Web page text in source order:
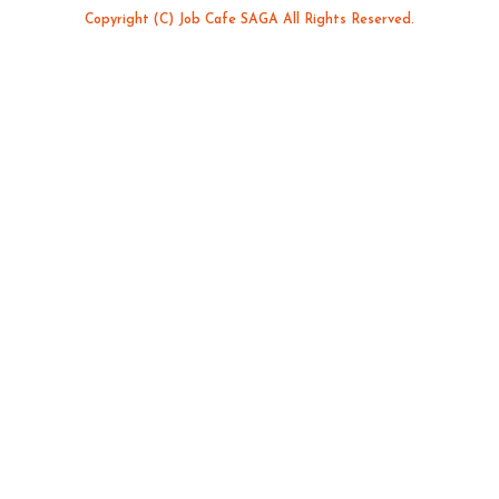
Copyright (C) Job Cafe SAGA All Rights Reserved.